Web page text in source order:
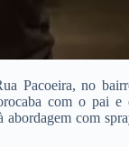
Pacoeira, no
com o pai e
abordagem com